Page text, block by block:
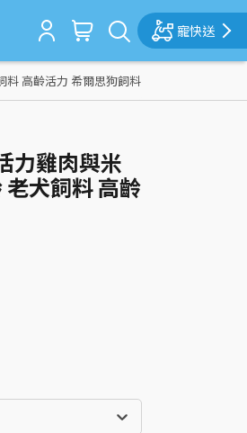
寵快送
料 高齡活力 希爾思狗飼料
力雞肉與米
犬飼料 高齡